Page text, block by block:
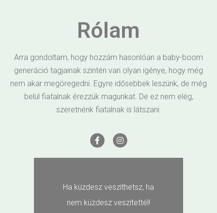
Rólam
Arra gondoltam, hogy hozzám hasonlóan a baby-boom
generáció tagjainak szintén van olyan igénye, hogy még
nem akar megöregedni. Egyre idősebbek leszünk, de még
belül fiatalnak érezzük magunkat. De ez nem elég,
szeretnénk fiatalnak is látszani.
Ha küzdesz veszíthetsz, ha
nem küzdesz veszítettél!